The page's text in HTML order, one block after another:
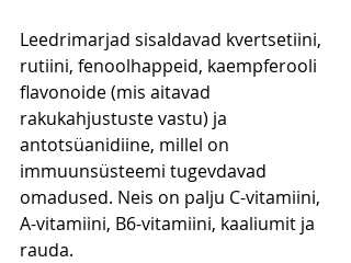
Leedrimarjad sisaldavad kvertsetiini,
rutiini, fenoolhappeid, kaempferooli
flavonoide (mis aitavad
rakukahjustuste vastu) ja
antotsüanidiine, millel on
immuunsüsteemi tugevdavad
omadused. Neis on palju C-vitamiini,
A-vitamiini, B6-vitamiini, kaaliumit ja
rauda.